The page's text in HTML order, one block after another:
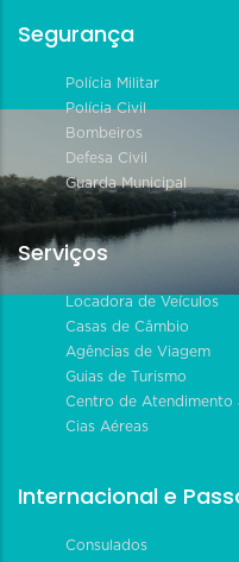
Segurança
Polícia Militar
Polícia Civil
Bombeiros
Defesa Civil
Guarda Municipal
Serviços
Locadora de Veículos
Casas de Câmbio
Agências de Viagem
Guias de Turismo
Centro de Atendimento
Cias Aéreas
Internacional e
Consulados